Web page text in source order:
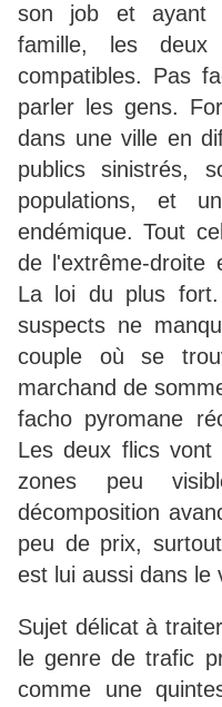
son job et ayant
famille, les deux
compatibles. Pas
parler les gens.
dans une ville en
publics sinistrés,
populations, et
endémique. Tout
de l'extrême-droite
La loi du plus
suspects ne
couple où se
marchand de
facho pyromane
Les deux flics vont
zones peu
décomposition
peu de prix,
est lui aussi dans le
Sujet délicat à
le genre de trafic
comme une